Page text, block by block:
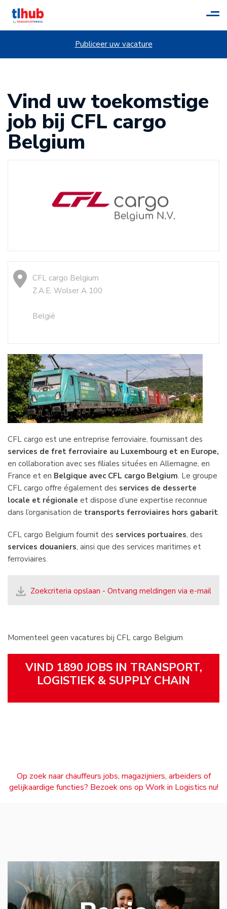
Publiceer uw vacature
Vind uw toekomstige
job bij CFL cargo
Belgium
CFL cargo Belgium
Z.A.E. Wolser A 100
België
CFL cargo est une entreprise ferroviaire, fournissant des
services de fret ferroviaire au Luxembourg et en Europe,
en collaboration avec ses filiales situées en Allemagne, en
France et en Belgique avec CFL cargo Belgium. Le groupe
CFL cargo offre également des services de desserte
locale et régionale et dispose d’une expertise reconnue
dans l’organisation de transports ferroviaires hors gabarit.
CFL cargo Belgium fournit des services portuaires, des
services douaniers, ainsi que des services maritimes et
ferroviaires.
Zoekcriteria opslaan - Ontvang meldingen via e-mail
Momenteel geen vacatures bij CFL cargo Belgium
VIND 1890 JOBS IN TRANSPORT,
LOGISTIEK & SUPPLY CHAIN
Op zoek naar chauffeurs jobs, magazijniers, arbeiders of
gelijkaardige functies? Bezoek ons op Work in Logistics nu!